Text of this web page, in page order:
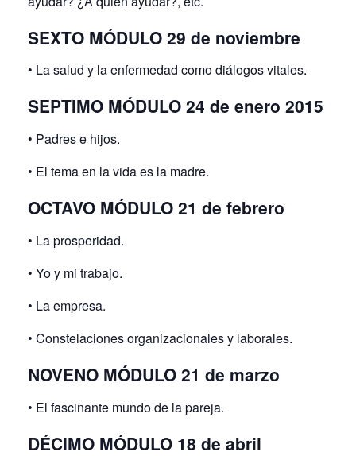
SEXTO MÓDULO 29 de noviembre
• La salud y la enfermedad como diálogos vitales.
SEPTIMO MÓDULO 24 de enero 2015
• Padres e hijos.
• El tema en la vida es la madre.
OCTAVO MÓDULO 21 de febrero
• La prosperidad.
• Yo y mi trabajo.
• La empresa.
• Constelaciones organizacionales y laborales.
NOVENO MÓDULO 21 de marzo
• El fascinante mundo de la pareja.
DÉCIMO MÓDULO 18 de abril